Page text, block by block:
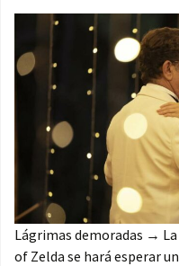
Lágrimas demoradas →
of Zelda se hará esperar